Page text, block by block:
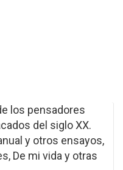
los pensadores
del siglo XX.
y otros ensayos,
De mi vida y otras